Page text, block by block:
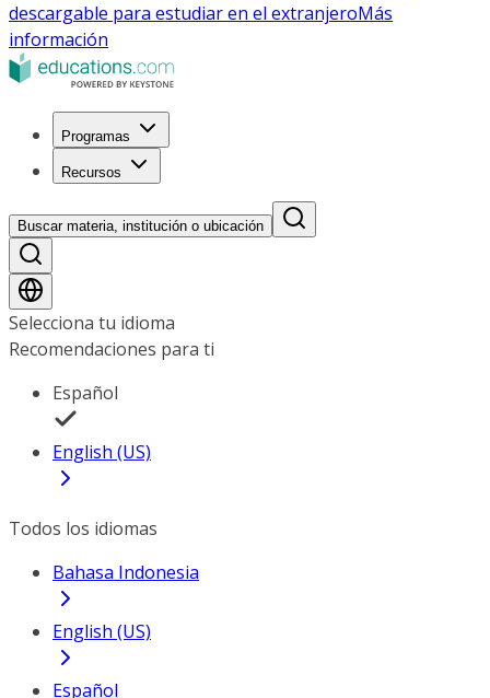
descargable para estudiar en el extranjeroMás
información
Programas
Recursos
Buscar materia, institución o ubicación
Selecciona tu idioma
Recomendaciones para ti
Español
English (US)
Todos los idiomas
Bahasa Indonesia
English (US)
Español